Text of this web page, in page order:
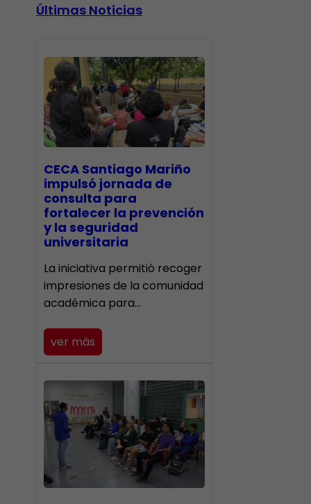
Últimas Noticias
CECA Santiago Mariño
impulsó jornada de
consulta para
fortalecer la prevención
y la seguridad
universitaria
La iniciativa permitió recoger
impresiones de la comunidad
académica para…
ver más